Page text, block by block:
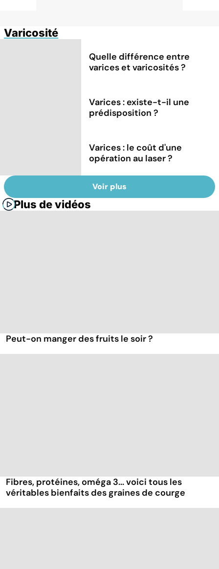
Varicosité
Quelle différence entre
varices et varicosités ?
Varices : existe-t-il une
prédisposition ?
Varices : le coût d'une
opération au laser ?
Voir plus
Plus de vidéos
Peut-on manger des fruits le soir ?
Fibres, protéines, oméga 3... voici tous les
véritables bienfaits des graines de courge